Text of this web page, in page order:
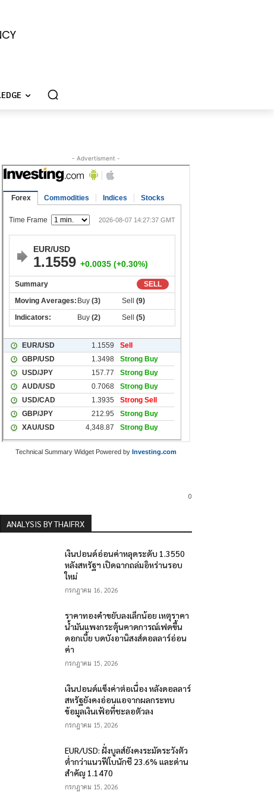
- Advertisment -
Technical Summary Widget Powered by Investing.com
0
ANALYSIS BY THAIFRX
เงินปอนด์อ่อนค่าหลุดระดับ 1.3550
หลังสหรัฐฯ เปิดฉากถล่มอิหร่านรอบ
ใหม่
กรกฎาคม 16, 2026
ราคาทองคำขยับลงเล็กน้อย เหตุราคา
น้ำมันแพงกระตุ้นคาดการณ์เฟดขึ้น
ดอกเบี้ย บดบังอานิสงส์ดอลลาร์อ่อน
ค่า
กรกฎาคม 15, 2026
เงินปอนด์แข็งค่าต่อเนื่อง หลังดอลลาร์
สหรัฐยังคงอ่อนแอจากผลกระทบ
ข้อมูลเงินเฟ้อที่ชะลอตัวลง
กรกฎาคม 15, 2026
EUR/USD: ฝั่งบูลส์ยังคงระมัดระวังตัว
ต่ำกว่าแนวฟีโบนักชี 23.6% และด่าน
สำคัญ 1.1470
กรกฎาคม 15, 2026